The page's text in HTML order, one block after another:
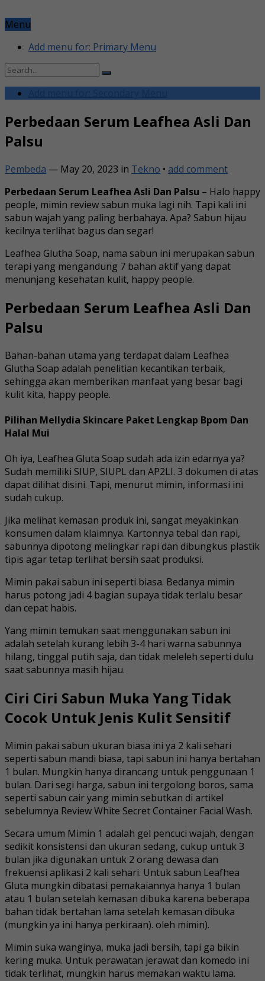
Menu
Add menu for: Primary Menu
Perbedaan Serum Leafhea Asli Dan
Palsu
Pembeda — May 20, 2023 in Tekno • add comment
Perbedaan Serum Leafhea Asli Dan Palsu – Halo happy
people, mimin review sabun muka lagi nih. Tapi kali ini
sabun wajah yang paling berbahaya. Apa? Sabun hijau
kecilnya terlihat bagus dan segar!
Leafhea Glutha Soap, nama sabun ini merupakan sabun
terapi yang mengandung 7 bahan aktif yang dapat
menunjang kesehatan kulit, happy people.
Perbedaan Serum Leafhea Asli Dan
Palsu
Bahan-bahan utama yang terdapat dalam Leafhea
Glutha Soap adalah penelitian kecantikan terbaik,
sehingga akan memberikan manfaat yang besar bagi
kulit kita, happy people.
Pilihan Mellydia Skincare Paket Lengkap Bpom Dan
Halal Mui
Oh iya, Leafhea Gluta Soap sudah ada izin edarnya ya?
Sudah memiliki SIUP, SIUPL dan AP2LI. 3 dokumen di atas
dapat dilihat disini. Tapi, menurut mimin, informasi ini
sudah cukup.
Jika melihat kemasan produk ini, sangat meyakinkan
konsumen dalam klaimnya. Kartonnya tebal dan rapi,
sabunnya dipotong melingkar rapi dan dibungkus plastik
tipis agar tetap terlihat bersih saat produksi.
Mimin pakai sabun ini seperti biasa. Bedanya mimin
harus potong jadi 4 bagian supaya tidak terlalu besar
dan cepat habis.
Yang mimin temukan saat menggunakan sabun ini
adalah setelah kurang lebih 3-4 hari warna sabunnya
hilang, tinggal putih saja, dan tidak meleleh seperti dulu
saat sabunnya masih hijau.
Ciri Ciri Sabun Muka Yang Tidak
Cocok Untuk Jenis Kulit Sensitif
Mimin pakai sabun ukuran biasa ini ya 2 kali sehari
seperti sabun mandi biasa, tapi sabun ini hanya bertahan
1 bulan. Mungkin hanya dirancang untuk penggunaan 1
bulan. Dari segi harga, sabun ini tergolong boros, sama
seperti sabun cair yang mimin sebutkan di artikel
sebelumnya Review White Secret Container Facial Wash.
Secara umum Mimin 1 adalah gel pencuci wajah, dengan
sedikit konsistensi dan ukuran sedang, cukup untuk 3
bulan jika digunakan untuk 2 orang dewasa dan
frekuensi aplikasi 2 kali sehari. Untuk sabun Leafhea
Gluta mungkin dibatasi pemakaiannya hanya 1 bulan
atau 1 bulan setelah kemasan dibuka karena beberapa
bahan tidak bertahan lama setelah kemasan dibuka
(mungkin ya ini hanya perkiraan). oleh mimin).
Mimin suka wanginya, muka jadi bersih, tapi ga bikin
kering muka. Untuk perawatan jerawat dan komedo ini
tidak terlihat, mungkin harus memakan waktu lama.